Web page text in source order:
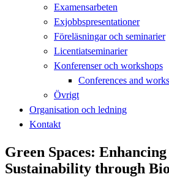
Examensarbeten
Exjobbspresentationer
Föreläsningar och seminarier
Licentiatseminarier
Konferenser och workshops
Conferences and
Övrigt
Organisation och ledning
Kontakt
Green Spaces:
Sustainability through